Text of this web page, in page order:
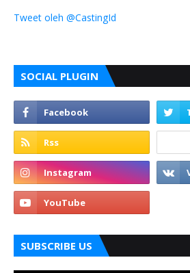
Tweet oleh @CastingId
SOCIAL PLUGIN
SUBSCRIBE US